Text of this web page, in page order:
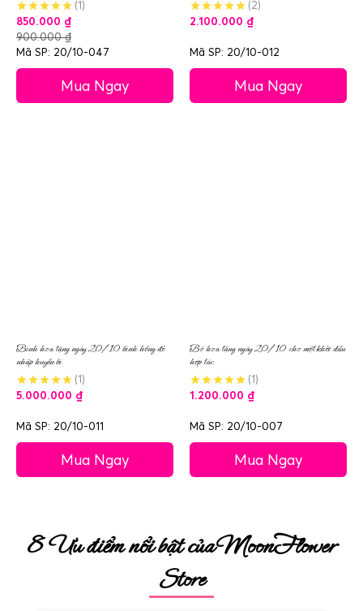
(1)
850.000 ₫
900.000₫
Mã SP: 20/10-047
Mua Ngay
(2)
2.100.000 ₫
Mã SP: 20/10-012
Mua Ngay
Bình hoa tặng ngày 20/10 bình hồng đỏ
nhập huyền bí
(1)
5.000.000 ₫
Mã SP: 20/10-011
Mua Ngay
Bó hoa tặng ngày 20/10 cho một khởi đầu
hợp tác
(1)
1.200.000 ₫
Mã SP: 20/10-007
Mua Ngay
8 Ưu điểm nổi bật của MoonFlower
Store